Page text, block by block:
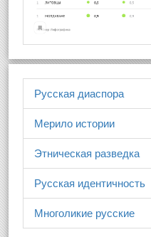
Русская диаспора
Мерило истории
Этническая разведка
Русская идентичность
Многоликие русские